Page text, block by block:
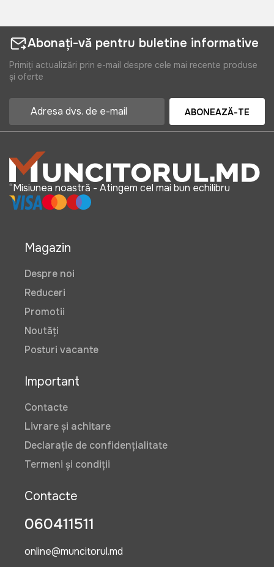
Abonați-vă pentru buletine informative
Primiți actualizări prin e-mail despre cele mai recente produse
și oferte
ABONEAZĂ-TE
“Misiunea noastră - Atingem cel mai bun echilibru
Magazin
Despre noi
Reduceri
Promotii
Noutăți
Posturi vacante
Important
Contacte
Livrare și achitare
Declarație de confidențialitate
Termeni și condiții
Contacte
060411511
online@muncitorul.md